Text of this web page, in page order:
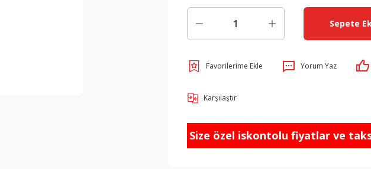
Sepete
Yorum Yaz
Karşılaştır
Size özel iskontolu fiyatlar ve